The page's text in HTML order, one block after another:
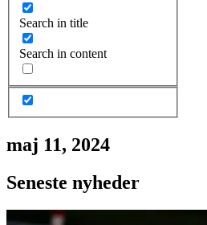
Search in title
Search in content
maj 11, 2024
Seneste nyheder